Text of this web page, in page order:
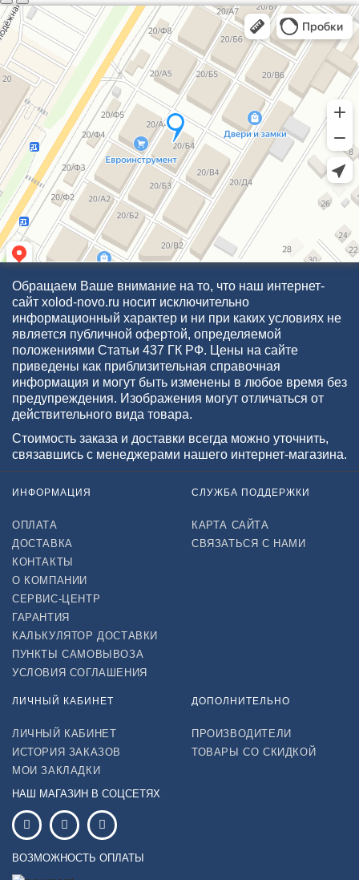
Обращаем Ваше внимание на то, что наш интернет-
сайт xolod-novo.ru носит исключительно
информационный характер и ни при каких условиях не
является публичной офертой, определяемой
положениями Статьи 437 ГК РФ. Цены на сайте
приведены как приблизительная справочная
информация и могут быть изменены в любое время без
предупреждения. Изображения могут отличаться от
действительного вида товара.
Стоимость заказа и доставки всегда можно уточнить,
связавшись с менеджерами нашего интернет-магазина.
ИНФОРМАЦИЯ
ОПЛАТА
ДОСТАВКА
КОНТАКТЫ
О КОМПАНИИ
СЕРВИС-ЦЕНТР
ГАРАНТИЯ
КАЛЬКУЛЯТОР ДОСТАВКИ
ПУНКТЫ САМОВЫВОЗА
УСЛОВИЯ СОГЛАШЕНИЯ
СЛУЖБА ПОДДЕРЖКИ
КАРТА САЙТА
СВЯЗАТЬСЯ С НАМИ
ЛИЧНЫЙ КАБИНЕТ
ЛИЧНЫЙ КАБИНЕТ
ИСТОРИЯ ЗАКАЗОВ
МОИ ЗАКЛАДКИ
ДОПОЛНИТЕЛЬНО
ПРОИЗВОДИТЕЛИ
ТОВАРЫ СО СКИДКОЙ
НАШ МАГАЗИН В СОЦСЕТЯХ
ВОЗМОЖНОСТЬ ОПЛАТЫ